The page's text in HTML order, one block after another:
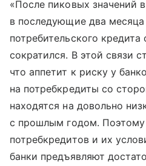
«После пиковых значений
в последующие два
потребительского кредита
сократился. В этой связи
что аппетит к риску у
на потребкредиты со
находятся на довольно
с прошлым годом.
потребкредитов и их
банки предъявляют